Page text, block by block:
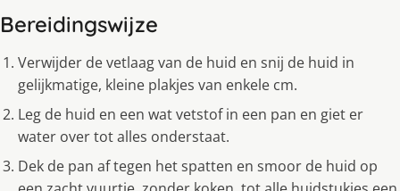
Bereidingswijze
Verwijder de vetlaag van de huid en snij de huid in
gelijkmatige, kleine plakjes van enkele cm.
Leg de huid en een wat vetstof in een pan en giet er
water over tot alles onderstaat.
Dek de pan af tegen het spatten en smoor de huid op